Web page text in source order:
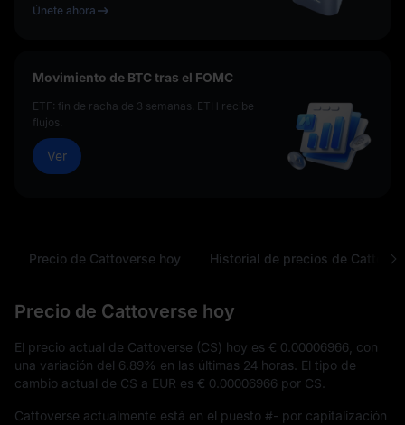
Únete ahora
Movimiento de BTC tras el FOMC
ETF: fin de racha de 3 semanas. ETH recibe
flujos.
Ver
Precio de Cattoverse hoy Historial de precios de Cattoverse
Precio de Cattoverse hoy
El precio actual de Cattoverse (CS) hoy es € 0.00006966 , con
una variación del 6.89% en las últimas 24 horas. El tipo de
cambio actual de CS a EUR es € 0.00006966 por CS.
Cattoverse actualmente está en el puesto #- por capitalización